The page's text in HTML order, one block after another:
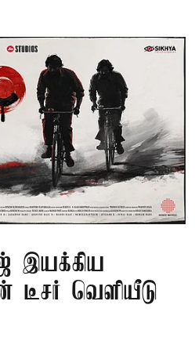
இயக்கிய
டீசர் வெளியீடு